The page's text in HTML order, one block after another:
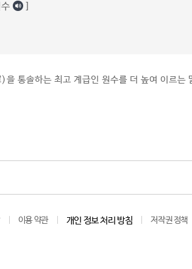
]
을 통솔하는 최고 계급인 원수를 더 높여 이르는
이용 약관 개인 정보 처리 방침 저작권 정책